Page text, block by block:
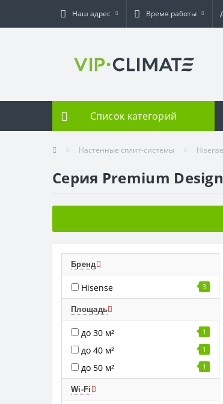
Наш адрес Время работы
Список категорий
Настенные сплит-системы Hisense
Серия Premium
Бренд
Hisense 3
Площадь
до 30 м² 1
до 40 м² 1
до 50 м² 1
Wi-Fi